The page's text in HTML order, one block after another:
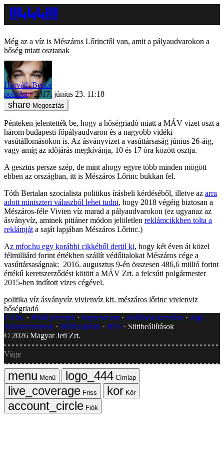
Még az a víz is Mészáros Lőrinctől van, amit a pályaudvarokon a
hőség miatt osztanak
Horváth Bence
politika
2017. június 23. 11:18
Megosztás
Pénteken jelentették be, hogy a hőségriadó miatt a MÁV vizet oszt a
három budapesti főpályaudvaron és a nagyobb vidéki
vasútállomásokon is. Az ásványvizet a vasúttársaság június 26-áig,
vagy amíg az időjárás megkívánja, 10 és 17 óra között osztja.
A gesztus persze szép, de mint ahogy egyre több minden mögött
ebben az országban, itt is Mészáros Lőrinc bukkan fel.
Tóth Bertalan szocialista politikus írásbeli kérdéséből, illetve az arra
adott miniszteri válaszból lehet tudni, hogy 2018 végéig biztosan a
Mészáros-féle Vivien víz marad a pályaudvarokon (ez ugyanaz az
ásványvíz, aminek pitiáner módon jelöletlen reklámcikkben tolta a
reklámját a saját lapjában Mészáros Lőrinc.)
Az mfor.hu egy korábbi cikkéből derül ki, hogy két éven át közel
félmilliárd forint értékben szállít védőitalokat Mészáros cége a
vasúttársaságnak: 2016. augusztus 9-én összesen 486,6 millió forint
értékű keretszerződést kötött a MÁV Zrt. a felcsúti polgármester
2015-ben indított vizes cégével.
politika víz ásványvíz vivienvíz kft. mészáros lőrinc vivienviz
hőségriadó
GYIK
Hibát jelentek Impresszum Javítások kezelése
Jogi
dokumentumok
Médiaajánlat RSS
Sütibeállítások
© 2026 Magyar Jeti Zrt.
Vége
Menü
Címlap
Friss
Kör
Fiók